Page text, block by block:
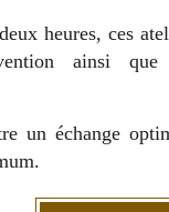
heures, ces
ainsi que
un échange